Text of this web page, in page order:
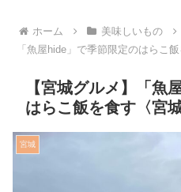
ホーム 美味しいもの
「魚屋hide」で季節限定のはらこ
【宮城グルメ】「魚
はらこ飯を食す〈宮
宮城